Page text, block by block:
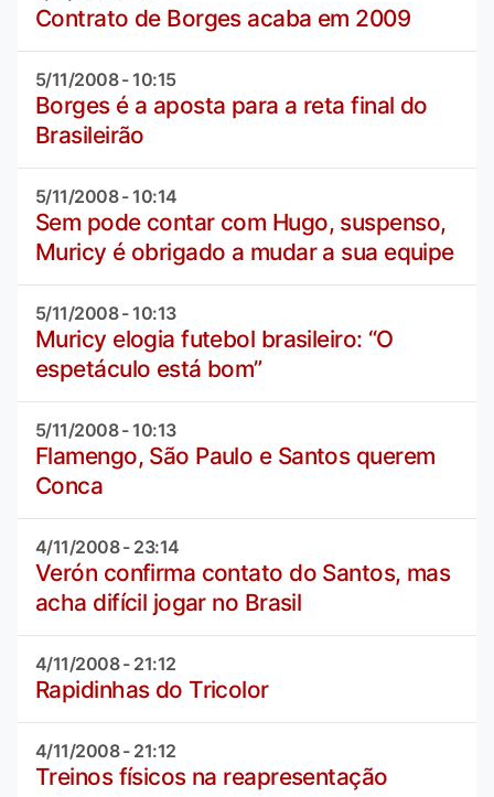
Contrato de Borges acaba em 2009
5/11/2008 - 10:15
Borges é a aposta para a reta final do
Brasileirão
5/11/2008 - 10:14
Sem pode contar com Hugo, suspenso,
Muricy é obrigado a mudar a sua equipe
5/11/2008 - 10:13
Muricy elogia futebol brasileiro: “O
espetáculo está bom”
5/11/2008 - 10:13
Flamengo, São Paulo e Santos querem
Conca
4/11/2008 - 23:14
Verón confirma contato do Santos, mas
acha difícil jogar no Brasil
4/11/2008 - 21:12
Rapidinhas do Tricolor
4/11/2008 - 21:12
Treinos físicos na reapresentação